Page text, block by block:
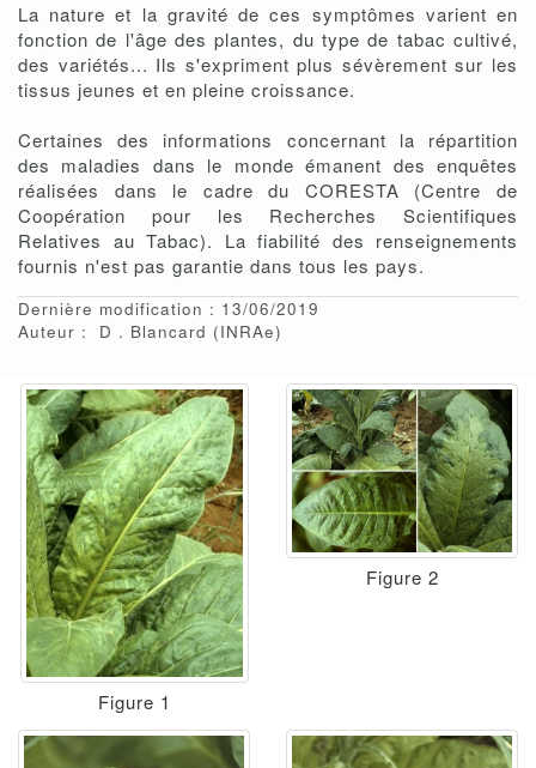
La nature et la gravité de ces symptômes varient en
fonction de l'âge des plantes, du type de tabac cultivé,
des variétés... Ils s'expriment plus sévèrement sur les
tissus jeunes et en pleine croissance.
Certaines des informations concernant la répartition
des maladies dans le monde émanent des enquêtes
réalisées dans le cadre du CORESTA (Centre de
Coopération pour les Recherches Scientifiques
Relatives au Tabac). La fiabilité des renseignements
fournis n'est pas garantie dans tous les pays.
Dernière modification : 13/06/2019
Auteur :
D Blancard (INRAe)
Figure 1
Figure 2